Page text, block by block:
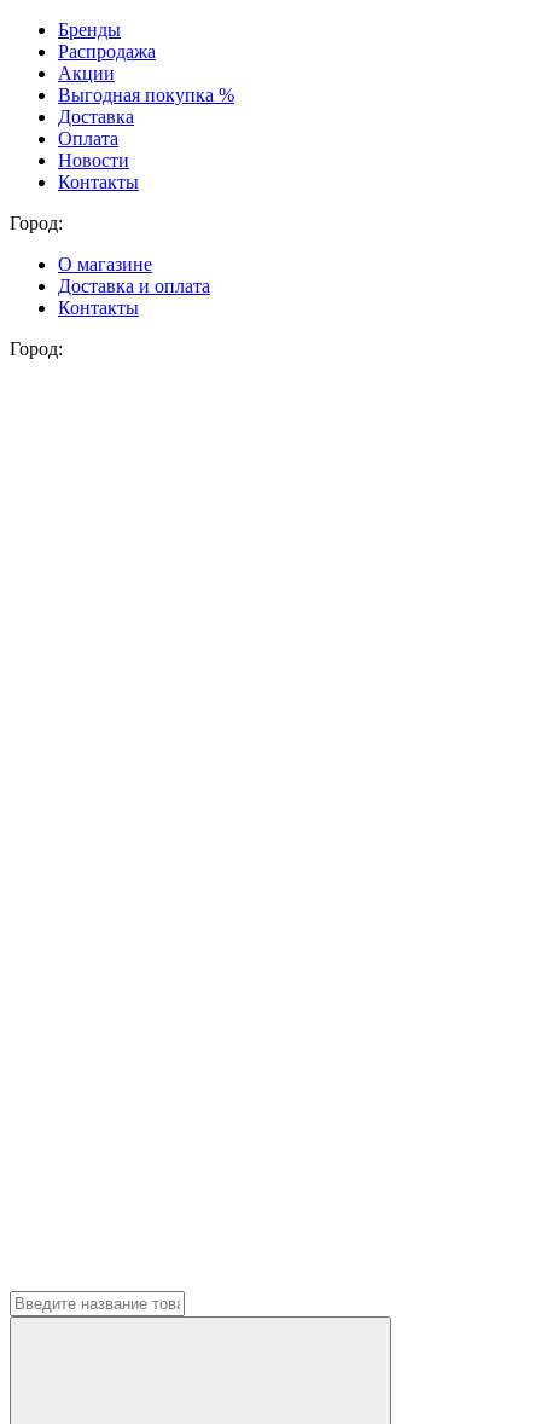
Бренды
Распродажа
Акции
Выгодная покупка %
Доставка
Оплата
Новости
Контакты
Город:
О магазине
Доставка и оплата
Контакты
Город: